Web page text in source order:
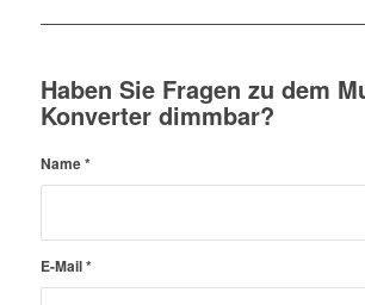
Haben Sie Fragen zu dem
Konverter dimmbar?
Name*
E-Mail*